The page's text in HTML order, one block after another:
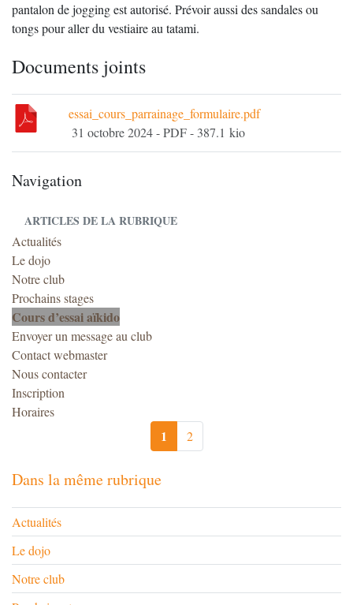
pantalon de jogging est autorisé. Prévoir aussi des sandales ou
tongs pour aller du vestiaire au tatami.
Documents joints
essai_cours_parrainage_formulaire.pdf
31 octobre 2024-PDF- 387.1 kio
Navigation
ARTICLES DE LA RUBRIQUE
Actualités
Le dojo
Notre club
Prochains stages
Cours d’essai aïkido
Envoyer un message au club
Contact webmaster
Nous contacter
Inscription
Horaires
1 2
Dans la même rubrique
Actualités
Le dojo
Notre club